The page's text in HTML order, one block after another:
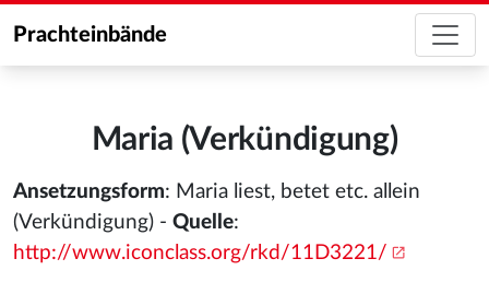
Prachteinbände
Maria (Verkündigung)
Ansetzungsform: Maria liest, betet etc. allein
(Verkündigung) - Quelle:
http://www.iconclass.org/rkd/11D3221/